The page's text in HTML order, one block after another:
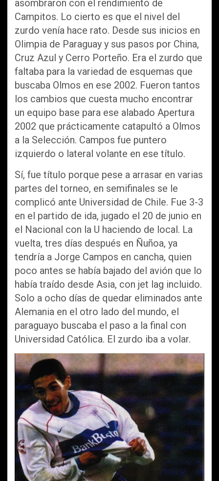
asombraron con el rendimiento de
Campitos. Lo cierto es que el nivel del
zurdo venía hace rato. Desde sus inicios en
Olimpia de Paraguay y sus pasos por China,
Cruz Azul y Cerro Porteño. Era el zurdo que
faltaba para la variedad de esquemas que
buscaba Olmos en ese 2002. Fueron tantos
los cambios que cuesta mucho encontrar
un equipo base para ese alabado Apertura
2002 que prácticamente catapultó a Olmos
a la Selección. Campos fue puntero
izquierdo o lateral volante en ese título.
Sí, fue título porque pese a arrasar en varias
partes del torneo, en semifinales se le
complicó ante Universidad de Chile. Fue 3-3
en el partido de ida, jugado el 20 de junio en
el Nacional con la U haciendo de local. La
vuelta, tres días después en Ñuñoa, ya
tendría a Jorge Campos en cancha, quien
poco antes se había bajado del avión que lo
había traído desde Asia, con jet lag incluido.
Solo a ocho días de quedar eliminados ante
Alemania en el otro lado del mundo, el
paraguayo buscaba el paso a la final con
Universidad Católica. El zurdo iba a volar.